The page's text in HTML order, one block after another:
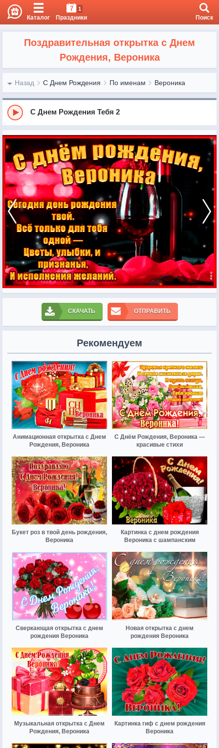
Каталог
7 1
Праздники Поиск
Поздравительная открытка с Днем
Рождения, Вероника
Назад С Днем Рождения По именам Вероника
С Днем Рождения Тебя 2
СКАЧАТЬ ОТПРАВИТЬ
Рекомендуем
Анимационная открытка с Днем
Рождения, Вероника
С Днём Рождения, Вероника —
красивые стихи
Букет роз в твой день рождения,
Вероника
Картинка с днем рождения
Вероника с шампанским
Сверкающая открытка с днем
рождения Вероника
Новая открытка с днем
рождения Вероника
Музыкальная открытка с Днем
Рождения, Вероника
Картинка гиф с днем рождения
Вероника